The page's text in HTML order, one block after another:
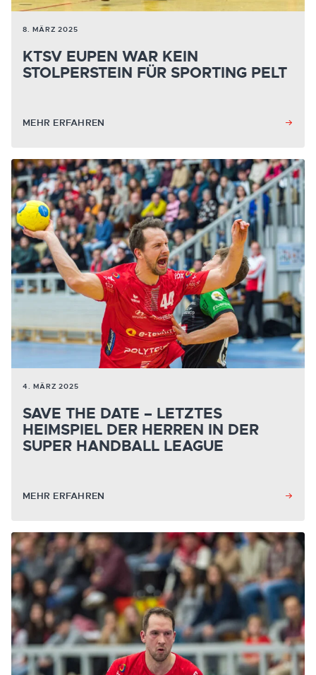
8. MÄRZ 2025
KTSV EUPEN WAR KEIN
STOLPERSTEIN FÜR SPORTING PELT
MEHR ERFAHREN
4. MÄRZ 2025
SAVE THE DATE – LETZTES
HEIMSPIEL DER HERREN IN DER
SUPER HANDBALL LEAGUE
MEHR ERFAHREN